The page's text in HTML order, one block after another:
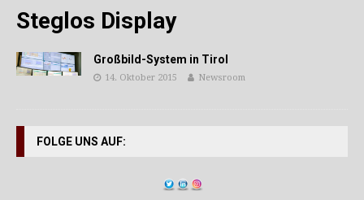
Steglos Display
Großbild-System in Tirol
14. Oktober 2015 Newsroom
FOLGE UNS AUF: